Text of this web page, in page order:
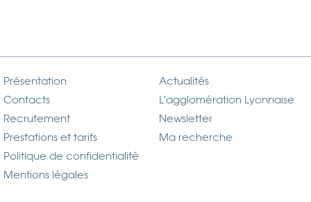
Présentation
Contacts
Recrutement
Prestations et tarifs
Politique de confidentialité
Mentions légales
Actualités
L'agglomération Lyonnaise
Newsletter
Ma recherche